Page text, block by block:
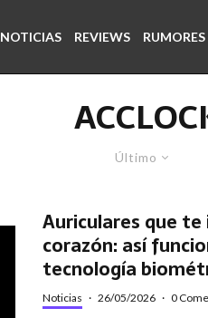
NOTICIAS REVIEWS RUMORES
Último
Auriculares que
corazón: así
tecnología
Noticias · 26/05/2026 · 0